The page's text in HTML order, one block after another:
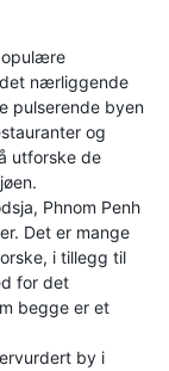
nærliggende
pulserende byen
og
utforske de
Phnom Penh
Det er mange
i tillegg til
for det
begge er et
by i